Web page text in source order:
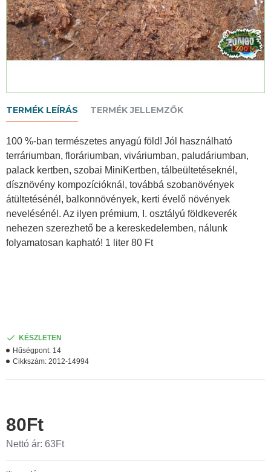
TERMÉK LEÍRÁS TERMÉK JELLEMZŐK
100 %-ban természetes anyagú föld! Jól használható
terráriumban, floráriumban, viváriumban, paludáriumban,
palack kertben, szobai MiniKertben, tálbeültetéseknél,
dísznövény kompozícióknál, továbbá szobanövények
átültetésénél, balkonnövények, kerti évelő növények
nevelésénél. Az ilyen prémium, I. osztályú földkeverék
nehezen szerezhető be a kereskedelemben, nálunk
folyamatosan kapható! 1 liter 80 Ft
KÉSZLETEN
Hűségpont: 14
Cikkszám: 2012-14994
80Ft
Nettó ár: 63Ft